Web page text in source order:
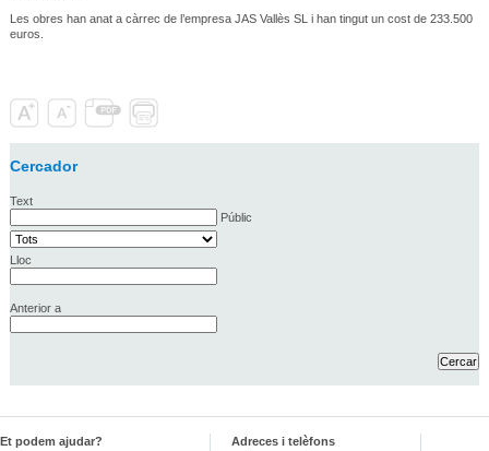
Les obres han anat a càrrec de l’empresa JAS Vallès SL i han tingut un cost de 233.500
euros.
Cercador
Text
Públic
Lloc
Anterior a
Et podem ajudar?
Adreces i telèfons